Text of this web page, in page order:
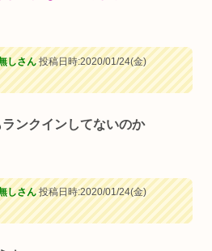
しさん投稿日時:2020/01/24(金)
ンクインしてないのか
しさん投稿日時:2020/01/24(金)